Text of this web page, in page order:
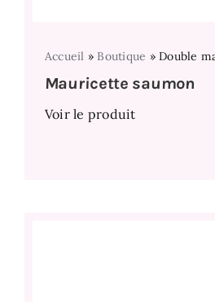
Accueil » Boutique »Double
Mauricette saumon
Voir le produit